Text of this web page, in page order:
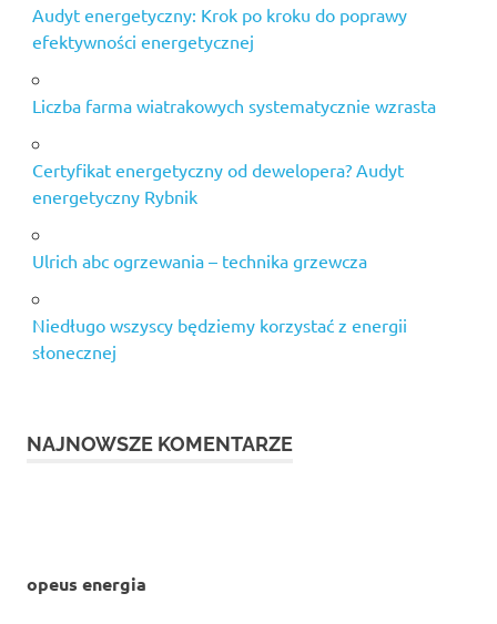
Audyt energetyczny: Krok po kroku do poprawy
efektywności energetycznej
Liczba farma wiatrakowych systematycznie wzrasta
Certyfikat energetyczny od dewelopera? Audyt
energetyczny Rybnik
Ulrich abc ogrzewania – technika grzewcza
Niedługo wszyscy będziemy korzystać z energii
słonecznej
NAJNOWSZE KOMENTARZE
opeus energia